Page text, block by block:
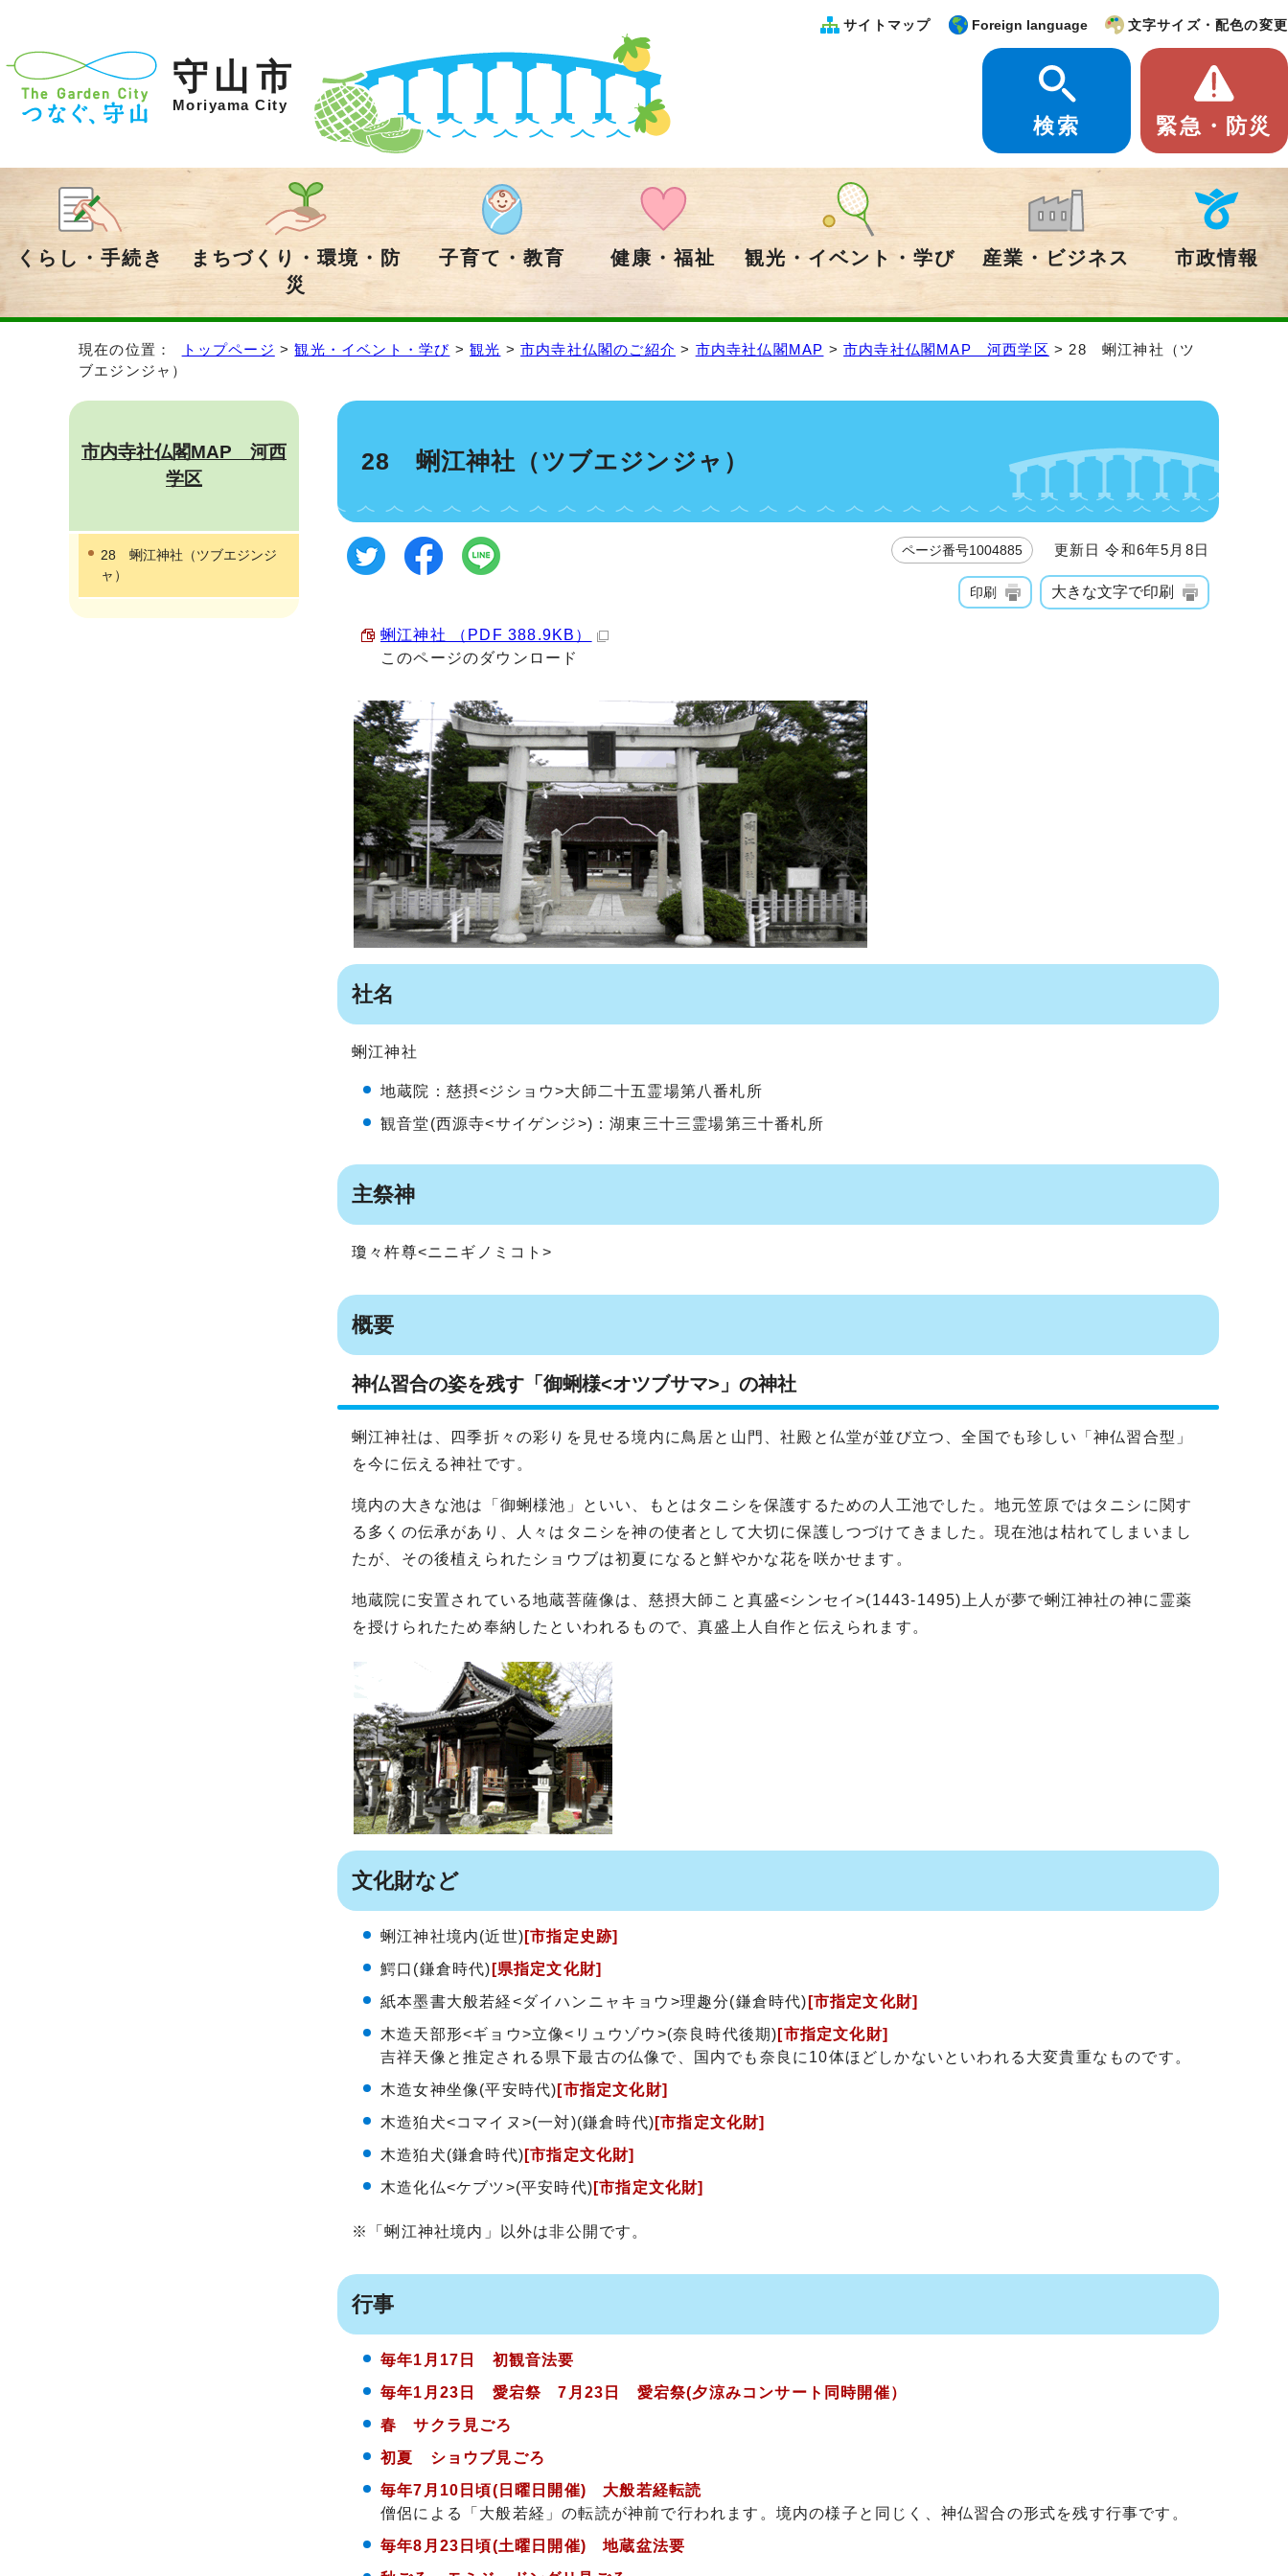
守山市
Moriyama City
サイトマップ Foreign language 文字サイズ・配色の変更
検索 緊急・防災
くらし・手続き
まちづくり・環境・防
災
子育て・教育 健康・福祉 観光・イベント・学び 産業・ビジネス 市政情報
現在の位置： トップページ >観光・イベント・学び >観光 >市内寺社仏閣のご紹介 > 市内寺社仏閣MAP >市内寺社仏閣MAP 河西学区 > 28 蜊江神社（ツ
ブエジンジャ）
28 蜊江神社（ツブエジンジャ）
ページ番号1004885 更新日 令和6年5月8日
印刷 大きな文字で印刷
蜊江神社 （PDF 388.9KB）
このページのダウンロード
社名
蜊江神社
地蔵院：慈摂<ジショウ>大師二十五霊場第八番札所
観音堂(西源寺<サイゲンジ>)：湖東三十三霊場第三十番札所
主祭神
瓊々杵尊<ニニギノミコト>
概要
神仏習合の姿を残す「御蜊様<オツブサマ>」の神社
蜊江神社は、四季折々の彩りを見せる境内に鳥居と山門、社殿と仏堂が並び立つ、全国でも珍しい「神仏習合型」
を今に伝える神社です。
境内の大きな池は「御蜊様池」といい、もとはタニシを保護するための人工池でした。地元笠原ではタニシに関す
る多くの伝承があり、人々はタニシを神の使者として大切に保護しつづけてきました。現在池は枯れてしまいまし
たが、その後植えられたショウブは初夏になると鮮やかな花を咲かせます。
地蔵院に安置されている地蔵菩薩像は、慈摂大師こと真盛<シンセイ>(1443-1495)上人が夢で蜊江神社の神に霊薬
を授けられたため奉納したといわれるもので、真盛上人自作と伝えられます。
文化財など
蜊江神社境内(近世) [市指定史跡]
鰐口(鎌倉時代) [県指定文化財]
紙本墨書大般若経<ダイハンニャキョウ>理趣分(鎌倉時代) [市指定文化財]
木造天部形<ギョウ>立像<リュウゾウ>(奈良時代後期) [市指定文化財]
吉祥天像と推定される県下最古の仏像で、国内でも奈良に10体ほどしかないといわれる大変貴重なものです。
木造女神坐像(平安時代) [市指定文化財]
木造狛犬<コマイヌ>(一対)(鎌倉時代) [市指定文化財]
木造狛犬(鎌倉時代) [市指定文化財]
木造化仏<ケブツ>(平安時代) [市指定文化財]
※「蜊江神社境内」以外は非公開です。
行事
毎年1月17日 初観音法要
毎年1月23日 愛宕祭 7月23日 愛宕祭(夕涼みコンサート同時開催）
春 サクラ見ごろ
初夏 ショウブ見ごろ
毎年7月10日頃(日曜日開催) 大般若経転読
僧侶による「大般若経」の転読が神前で行われます。境内の様子と同じく、神仏習合の形式を残す行事です。
毎年8月23日頃(土曜日開催) 地蔵盆法要
市内寺社仏閣MAP 河西
学区
28 蜊江神社（ツブエジンジ
ャ）